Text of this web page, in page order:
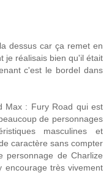
dessus car ça remet en
je réalisais bien qu'il était
c'est le bordel dans
Max : Fury Road qui est
de personnages
masculines et
caractère sans compter
personnage de Charlize
très vivement